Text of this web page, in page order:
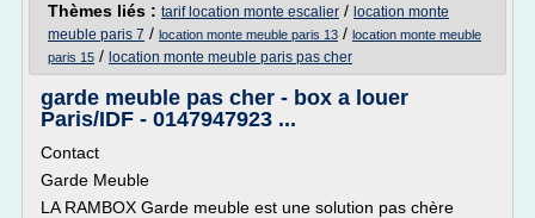
Thèmes liés : tarif location monte escalier / location monte
meuble paris 7 / location monte meuble paris 13 / location monte meuble
paris 15 / location monte meuble paris pas cher
garde meuble pas cher - box a louer
Paris/IDF - 0147947923 ...
Contact
Garde Meuble
LA RAMBOX Garde meuble est une solution pas chère